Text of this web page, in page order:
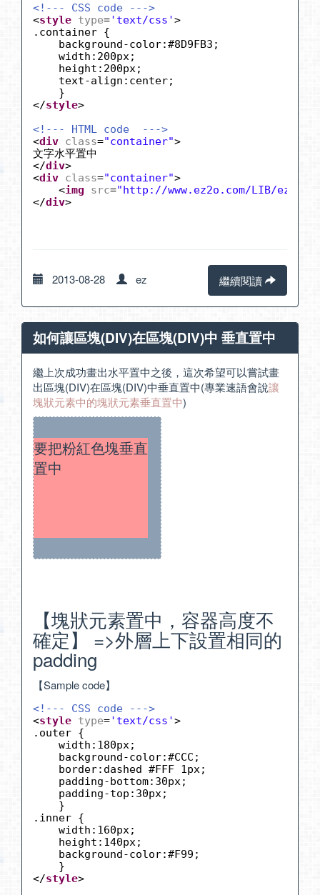
<!--- CSS code --->
<style type='text/css'>
.container {
background-color:#8D9FB3;
width:200px;
height:200px;
text-align:center;
}
</style>
<!--- HTML code  --->
<div class="container">
文字水平置中
</div>
<div class="container">
<img src="http://www.ez2o.com/LIB/
</div>
2013-08-28 ez 繼續閱讀
如何讓區塊(DIV)在區塊(DIV)中 垂直置中
繼上次成功畫出水平置中之後，這次希望可以嘗試畫
出區塊(DIV)在區塊(DIV)中垂直置中(專業速語會說讓
塊狀元素中的塊狀元素垂直置中)
要把粉紅色塊垂直
置中
【塊狀元素置中，容器高度不
確定】 =>外層上下設置相同的
padding
【Sample code】
<!--- CSS code --->
<style type='text/css'>
.outer {
width:180px;
background-color:#CCC;
border:dashed #FFF 1px;
padding-bottom:30px;
padding-top:30px;
}
.inner {
width:160px;
height:140px;
background-color:#F99;
}
</style>